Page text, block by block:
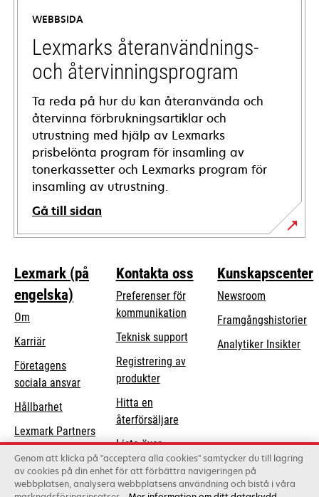
new
tab
WEBBSIDA
Lexmarks återanvändnings-
och återvinningsprogram
Ta reda på hur du kan återanvända och
återvinna förbrukningsartiklar och
utrustning med hjälp av Lexmarks
prisbelönta program för insamling av
tonerkassetter och Lexmarks program för
insamling av utrustning.
Gå till sidan
Lexmark (på
engelska)
Om
Karriär
Företagens
sociala ansvaropens
new
Hållbarhet
Lexmark Partners
Kontakta oss
Preferenser för
kommunikation
Teknisk supportopens
Registrering av
produkter
Hitta en
återförsäljare
Lista över
grossister
Kunskapscenter
Newsroom
Framgångshistorier
Analytiker Insikter
Genom att klicka på "acceptera alla cookies" samtycker du till lagring
av cookies på din enhet för att förbättra navigeringen på
webbplatsen, analysera webbplatsens användning och bistå i våra